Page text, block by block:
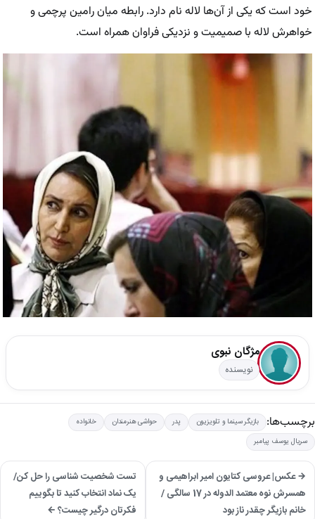
خود است که یکی از آن‌ها لاله نام دارد. رابطه میان رامین پرچمی و
خواهرش لاله با صمیمیت و نزدیکی فراوان همراه است.
مژگان نبوی
نویسنده
برچسب‌ها: بازیگر سینما و تلویزیون پدر حواشی هنرمندان
خانواده
سریال یوسف پیامبر
→ عکس| عروسی کتایون امیر ابراهیمی و
همسرش نوه معتمد الدوله در 17 سالگی /
خانم بازیگر چقدر ناز بود
تست شخصیت شناسی را حل کن/
یک نماد انتخاب کنید تا بگوییم
فکرتان درگیر چیست؟ ←